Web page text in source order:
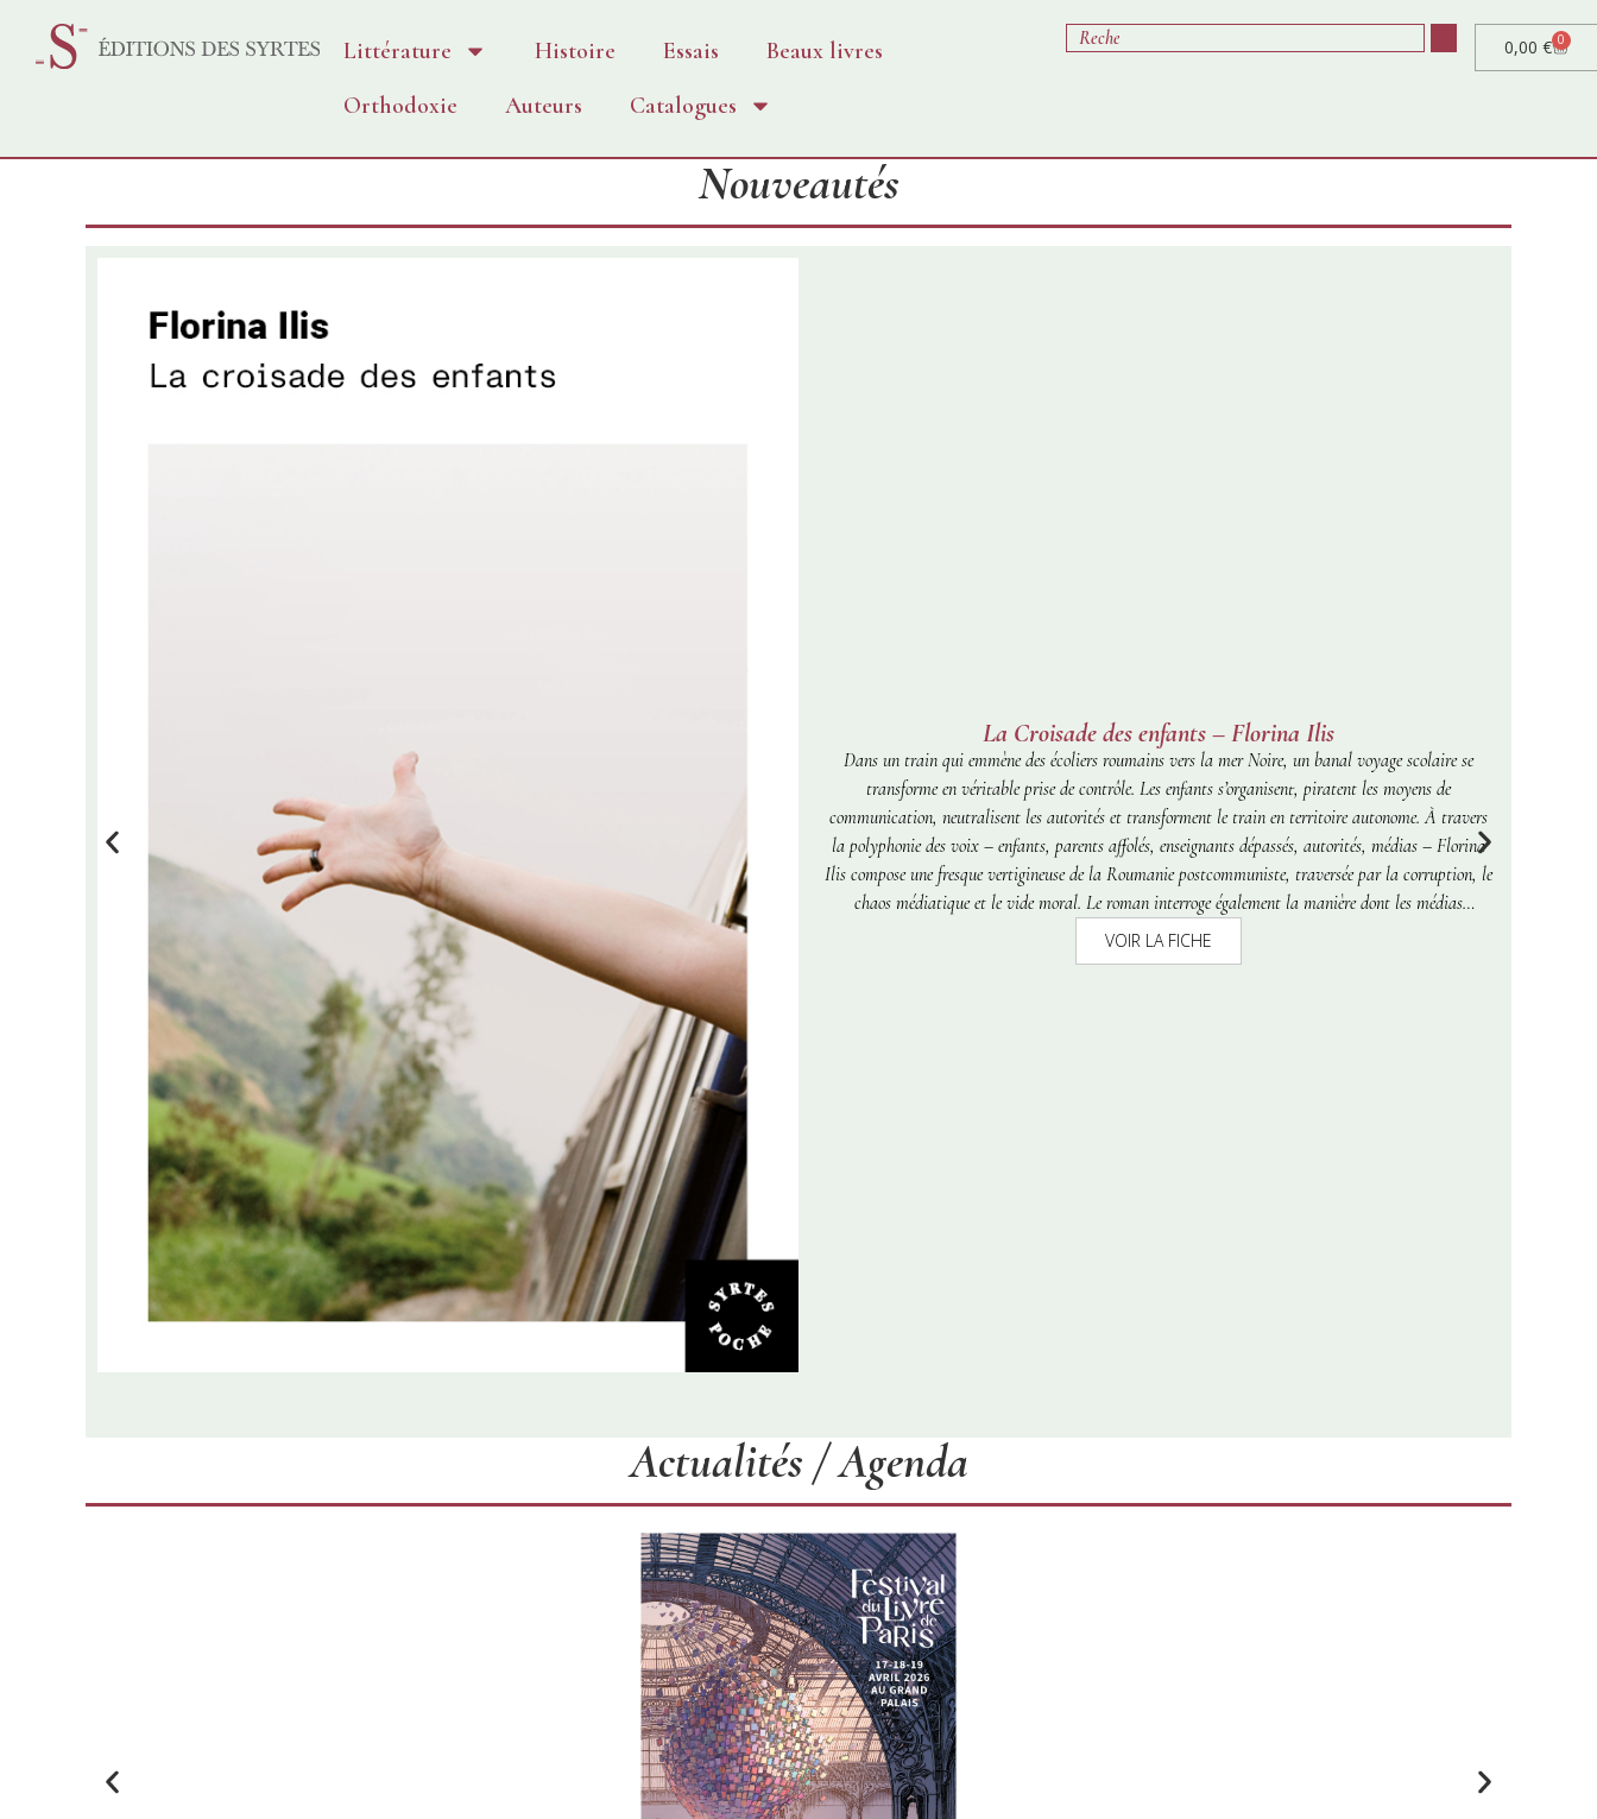
Littérature Histoire Essais
Beaux livres
Orthodoxie
Auteurs Catalogues
0,00€ 0
Nouveautés
La Croisade des enfants – Florina Ilis
Dans un train qui emmène des écoliers roumains vers la mer Noire, un banal voyage scolaire se
transforme en véritable prise de contrôle. Les enfants s’organisent, piratent les moyens de
communication, neutralisent les autorités et transforment le train en territoire autonome. À travers
la polyphonie des voix – enfants, parents affolés, enseignants dépassés, autorités, médias – Florina
Ilis compose une fresque vertigineuse de la Roumanie postcommuniste, traversée par la corruption, le
chaos médiatique et le vide moral. Le roman interroge également la manière dont les médias
façonnent le récit, exploitent la peur et transforment des enfants en symbole l’imprévisible.
Courrier international du meilleur roman étranger 2010.
VOIR LA FICHE
Actualités / Agenda